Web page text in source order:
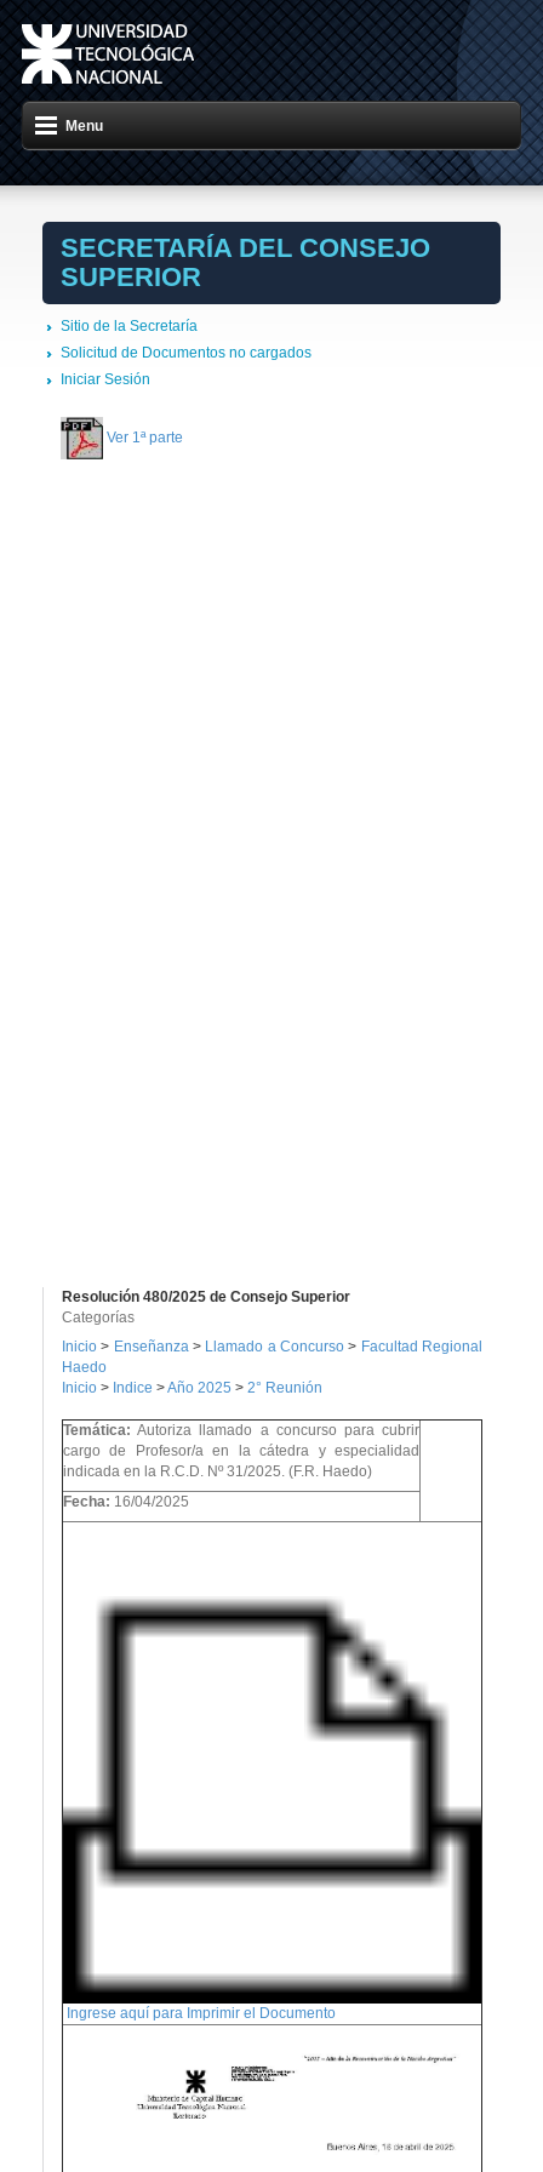
Menu
SECRETARÍA DEL CONSEJO
SUPERIOR
Sitio de la Secretaría
Solicitud de Documentos no cargados
Iniciar Sesión
Ver 1ª parte
Resolución 480/2025 de Consejo Superior
Categorías
Inicio > Enseñanza> Llamado a Concurso> Facultad Regional
Haedo
Inicio > Indice >Año 2025 > 2° Reunión
Temática: Autoriza llamado a concurso para cubrir
cargo de Profesor/a en la cátedra y especialidad
indicada en la R.C.D. Nº 31/2025. (F.R. Haedo)
Fecha: 16/04/2025
Ingrese aquí para Imprimir el Documento